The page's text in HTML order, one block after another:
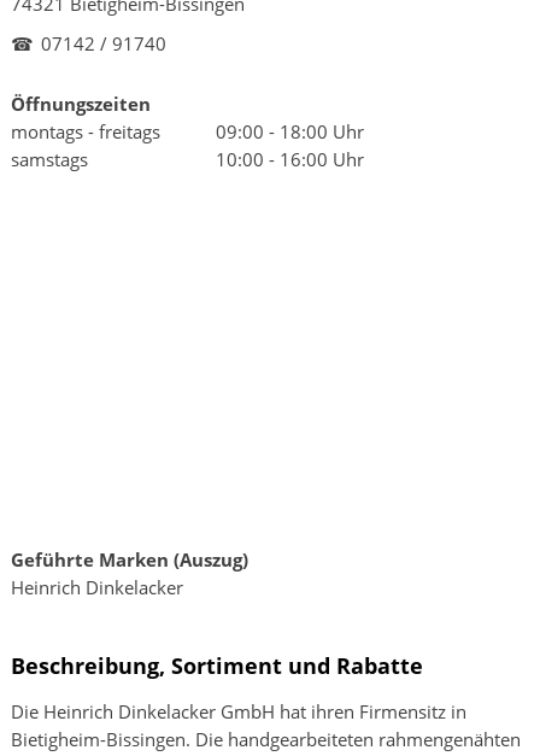
☎ 07142 / 91740
Öffnungszeiten
montags - freitags
09:00 - 18:00 Uhr
samstags
10:00 - 16:00 Uhr
Geführte Marken (Auszug)
Heinrich Dinkelacker
Beschreibung, Sortiment und Rabatte
Die Heinrich Dinkelacker GmbH hat ihren Firmensitz in
Bietigheim-Bissingen. Die handgearbeiteten rahmengenähten